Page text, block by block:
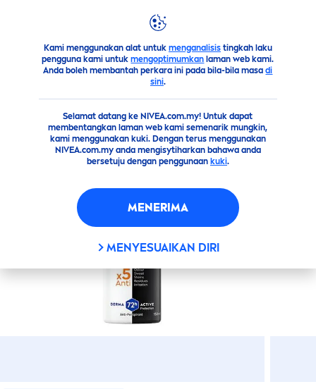
Kami menggunakan alat untuk menganalisistingkah laku
pengguna kami untukmengoptimumkan laman web kami.
Anda boleh membantah perkara ini pada bila-bila masadi
sini.
Selamat datang ke NIVEA.com.my! Untuk dapat
membentangkan laman web kami semenarik mungkin,
kami menggunakan kuki. Dengan terus menggunakan
NIVEA.com.my anda mengisytiharkan bahawa anda
bersetuju dengan penggunaan kuki.
MENERIMA
MENYESUAIKAN DIRI
WHITE
ULTIMATE IMPACT